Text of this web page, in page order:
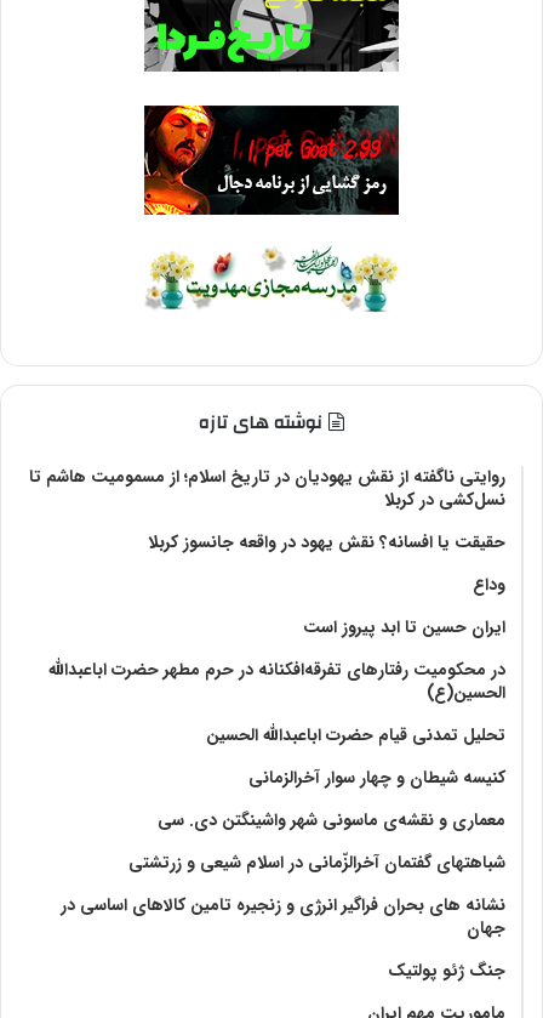
نوشته های تازه
روایتی ناگفته از نقش یهودیان در تاریخ اسلام؛ از مسمومیت هاشم تا
نسل‌کشی در کربلا
حقیقت یا افسانه؟‌ نقش یهود در واقعه جانسوز کربلا
وداع
ایران حسین تا ابد پیروز است
در محکومیت رفتارهای تفرقه‌افکنانه در حرم مطهر حضرت اباعبدالله
الحسین(ع)
تحلیل تمدنی قیام حضرت اباعبدالله الحسین
کنیسه شیطان و چهار سوار آخرالزمانی
معماری و نقشه‌ی ماسونی شهر واشينگتن دی. سی
شباهتهای گفتمان آخر‌الزّمانی در اسلام شیعی و زرتشتی
نشانه های بحران فراگیر انرژی و زنجیره تامین کالاهای اساسی در
جهان
جنگ ژئو پولتیک